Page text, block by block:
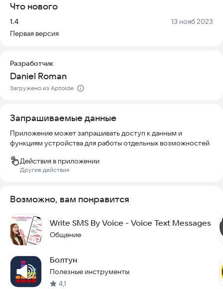
Что нового
Версия:
1.4 Дата:
13 нояб 2023
Первая версия
Разработчик
Daniel Roman
Загружено из Aptoide
Запрашиваемые данные
Приложение может запрашивать доступ к данным и
функциям устройства для работы отдельных возможностей
Действия в приложении
Другие действия
Возможно, вам понравится
Write SMS By Voice - Voice Text Messages
Общение
Болтун
Полезные инструменты
4,1